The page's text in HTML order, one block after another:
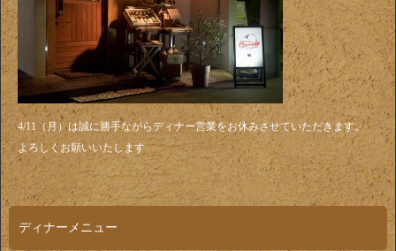
4/11（月）は誠に勝手ながらディナー営業をお休みさせていただきます。
よろしくお願いいたします
ディナーメニュー